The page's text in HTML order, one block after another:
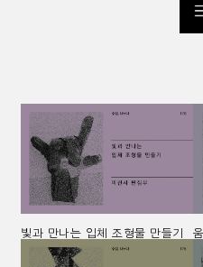
빛과 만나는 입체 조형물 만들기